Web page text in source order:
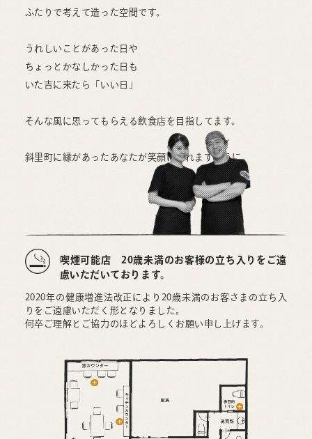
ふたりで考えて造った空間です。
うれしいことがあった日や
ちょっとかなしかった日も
いた吉に来たら「いい日」
そんな風に思ってもらえる飲食店を目指してます。
斜里町に縁があったあなたが笑顔になれますように。
喫煙可能店 20歳未満のお客様の立ち入りをご遠
慮いただいております。
2020年の健康増進法改正により20歳未満のお客さまの立ち入
りをご遠慮いただく形となりました。
何卒ご理解とご協力のほどよろしくお願い申し上げます。